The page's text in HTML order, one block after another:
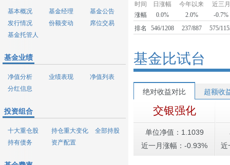
基本概况 基金经理
基金公告
发行情况
份额变动
席位交易
基金托管人
基金业绩
净值分析 业绩表现
净值列表
分红信息
投资组合
十大重仓股 持仓重大变化
全部持股
持有债务
资产配置
时间 日涨幅 今年以来
近三月
涨幅
0.0% 2.0%
-0.7%
排名
546/1208 237/887 575/
基金比试台
绝对收益对比 超额收
交银强化
单位净值：1.1039
近一月涨幅：-0.93%
近